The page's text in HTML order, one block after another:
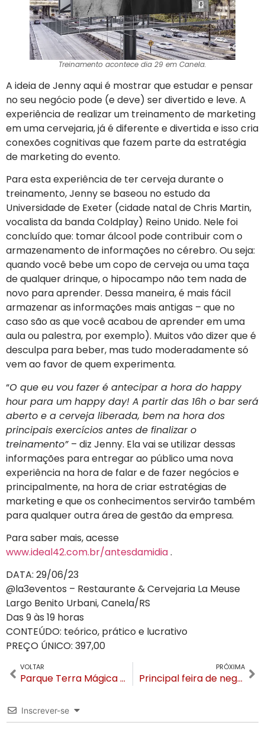
Treinamento acontece dia 29 em Canela.
A ideia de Jenny aqui é mostrar que estudar e pensar
no seu negócio pode (e deve) ser divertido e leve. A
experiência de realizar um treinamento de marketing
em uma cervejaria, já é diferente e divertida e isso cria
conexões cognitivas que fazem parte da estratégia
de marketing do evento.
Para esta experiência de ter cerveja durante o
treinamento, Jenny se baseou no estudo da
Universidade de Exeter (cidade natal de Chris Martin,
vocalista da banda Coldplay) Reino Unido. Nele foi
concluído que: tomar álcool pode contribuir com o
armazenamento de informações no cérebro. Ou seja:
quando você bebe um copo de cerveja ou uma taça
de qualquer drinque, o hipocampo não tem nada de
novo para aprender. Dessa maneira, é mais fácil
armazenar as informações mais antigas – que no
caso são as que você acabou de aprender em uma
aula ou palestra, por exemplo). Muitos vão dizer que é
desculpa para beber, mas tudo moderadamente só
vem ao favor de quem experimenta.
“O que eu vou fazer é antecipar a hora do happy
hour para um happy day! A partir das 16h o bar será
aberto e a cerveja liberada, bem na hora dos
principais exercícios antes de finalizar o
treinamento” – diz Jenny. Ela vai se utilizar dessas
informações para entregar ao público uma nova
experiência na hora de falar e de fazer negócios e
principalmente, na hora de criar estratégias de
marketing e que os conhecimentos servirão também
para qualquer outra área de gestão da empresa.
Para saber mais, acesse
www.ideal42.com.br/antesdamidia.
DATA: 29/06/23
@la3eventos – Restaurante & Cervejaria La Meuse
Largo Benito Urbani, Canela/RS
Das 9 às 19 horas
CONTEÚDO: teórico, prático e lucrativo
PREÇO ÚNICO: 397,00
VOLTAR
Parque Terra Mágica Florybal entre os melhores do mundo no prêmio Travellers’ Choice 2023
PRÓXIMA
Principal feira de negócios turísticos do Brasil, Festuris Gramado abre inscrições free
Inscrever-se